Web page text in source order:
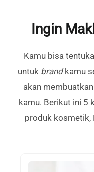
Ingin
Kamu bisa
untuk brand kamu
akan
kamu. Berikut ini 5
produk kosmetik,